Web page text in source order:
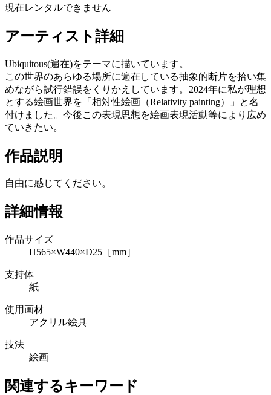
現在レンタルできません
アーティスト詳細
Ubiquitous(遍在)をテーマに描いています。
この世界のあらゆる場所に遍在している抽象的断片を拾い集
めながら試行錯誤をくりかえしています。2024年に私が理想
とする絵画世界を「相対性絵画（Relativity painting）」と名
付けました。今後この表現思想を絵画表現活動等により広め
ていきたい。
作品説明
自由に感じてください。
詳細情報
作品サイズ
H565×W440×D25［mm］
支持体
紙
使用画材
アクリル絵具
技法
絵画
関連するキーワード